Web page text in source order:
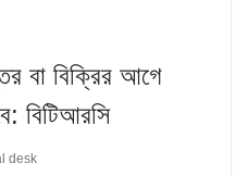
বা বিক্রির আগে
বিটিআরসি
desk